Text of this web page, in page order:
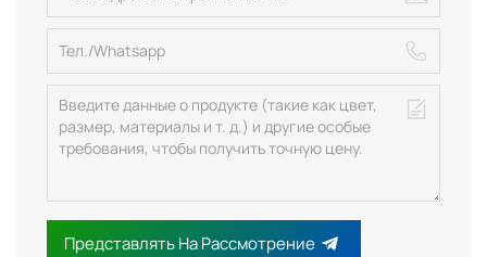
Представлять На Рассмотрение